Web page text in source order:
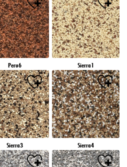
Peru6 Sierra1
Sierra3 Sierra4